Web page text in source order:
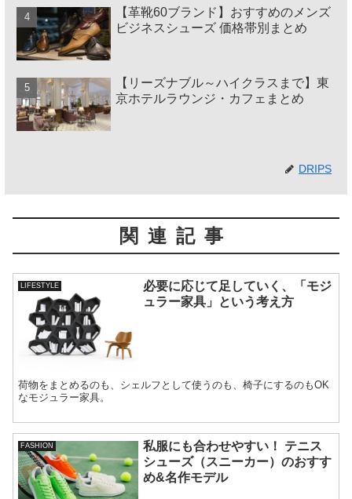
【革靴60ブランド】おすすめのメンズ
ビジネスシューズ 価格帯別まとめ
【リーズナブル～ハイクラスまで】東
京ホテルラウンジ・カフェまとめ
DRIPS
関連記事
LIFESTYLE
必要に応じて足していく、「モジ
ュラー家具」という考え方
荷物をまとめるのも、シェルフとして使うのも、椅子にするのもOK
なモジュラー家具。
FASHION
私服にも合わせやすい！ テニス
シューズ（スニーカー）のおすす
め&名作モデル